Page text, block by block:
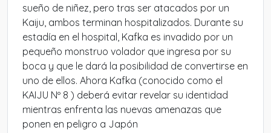
sueño de niñez, pero tras ser atacados por un
Kaiju, ambos terminan hospitalizados. Durante su
estadía en el hospital, Kafka es invadido por un
pequeño monstruo volador que ingresa por su
boca y que le dará la posibilidad de convertirse en
uno de ellos. Ahora Kafka (conocido como el
KAIJU Nº 8 ) deberá evitar revelar su identidad
mientras enfrenta las nuevas amenazas que
ponen en peligro a Japón